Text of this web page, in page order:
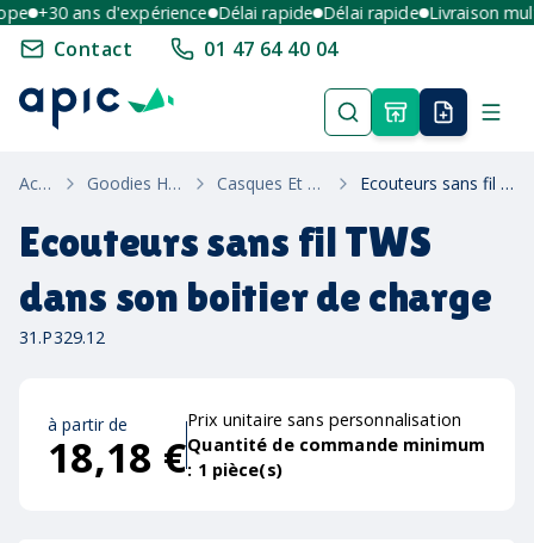
+30 ans d'expérience Délai rapide Délai rapide Livraison
Contact 01 47 64 40 04
Accueil Goodies High-Tech Casques Et Écouteurs Ecouteurs sans fil TWS dans son boitier de charge
Ecouteurs sans fil TWS
dans son boitier de charge
31.P329.12
à partir de
18,18 €
Prix unitaire sans personnalisation
Quantité de commande minimum
: 1 pièce(s)